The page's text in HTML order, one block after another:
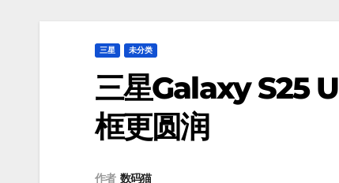
三星 未分类
三星Galaxy S25
框更圆润
作者 数码猫